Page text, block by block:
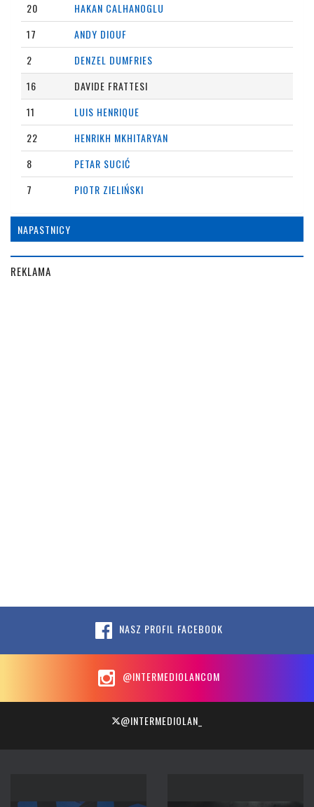
20
HAKAN CALHANOGLU
17
ANDY DIOUF
2
DENZEL DUMFRIES
16
DAVIDE FRATTESI
11
LUIS HENRIQUE
22
HENRIKH MKHITARYAN
8
PETAR SUCIĆ
7
PIOTR ZIELIŃSKI
NAPASTNICY
REKLAMA
NASZ PROFIL FACEBOOK
@INTERMEDIOLANCOM
@INTERMEDIOLAN_